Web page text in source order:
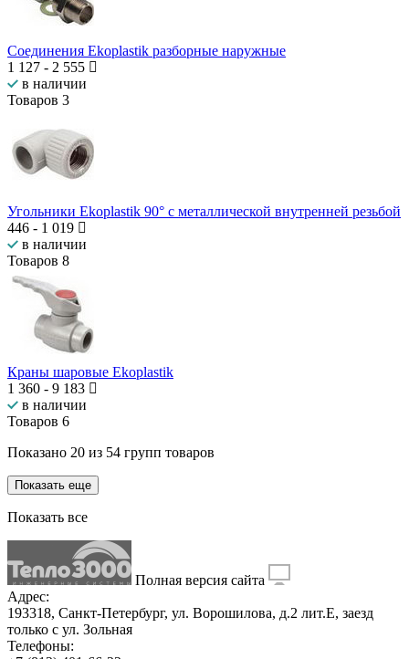
Соединения Ekoplastik разборные наружные
1 127 - 2 555
в наличии
Товаров 3
Угольники Ekoplastik 90° с металлической внутренней резьбой
446 - 1 019
в наличии
Товаров 8
Краны шаровые Ekoplastik
1 360 - 9 183
в наличии
Товаров 6
Показано 20 из 54 групп товаров
Показать еще
Показать все
Полная версия сайта
Адрес:
193318, Санкт-Петербург, ул. Ворошилова, д.2 лит.Е, заезд
только с ул. Зольная
Телефоны: